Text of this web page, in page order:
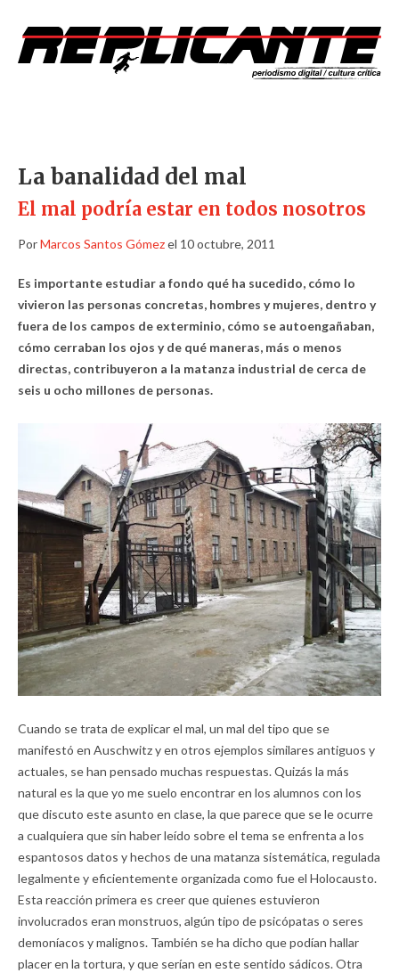
La banalidad del mal
El mal podría estar en todos nosotros
PorMarcos Santos Gómezel 10 octubre, 2011
Es importante estudiar a fondo qué ha sucedido, cómo lo
vivieron las personas concretas, hombres y mujeres, dentro y
fuera de los campos de exterminio, cómo se autoengañaban,
cómo cerraban los ojos y de qué maneras, más o menos
directas, contribuyeron a la matanza industrial de cerca de
seis u ocho millones de personas.
Cuando se trata de explicar el mal, un mal del tipo que se
manifestó en Auschwitz y en otros ejemplos similares antiguos y
actuales, se han pensado muchas respuestas. Quizás la más
natural es la que yo me suelo encontrar en los alumnos con los
que discuto este asunto en clase, la que parece que se le ocurre
a cualquiera que sin haber leído sobre el tema se enfrenta a los
espantosos datos y hechos de una matanza sistemática, regulada
legalmente y eficientemente organizada como fue el Holocausto.
Esta reacción primera es creer que quienes estuvieron
involucrados eran monstruos, algún tipo de psicópatas o seres
demoníacos y malignos. También se ha dicho que podían hallar
placer en la tortura, y que serían en este sentido sádicos. Otra